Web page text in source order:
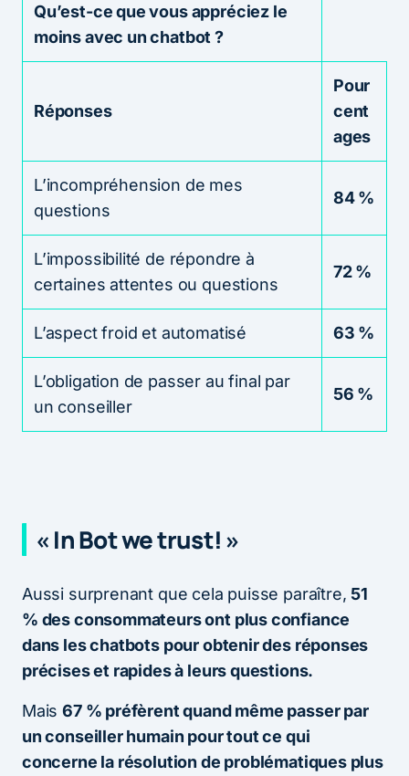
Qu’est-ce que vous appréciez le
moins avec un chatbot ?
Réponses
Pour
cent
ages
L’incompréhension de mes
questions
84 %
L’impossibilité de répondre à
certaines attentes ou questions
72 %
L’aspect froid et automatisé 63 %
L’obligation de passer au final par
un conseiller
56 %
« In Bot we trust! »
Aussi surprenant que cela puisse paraître, 51
% des consommateurs ont plus confiance
dans les chatbots pour obtenir des réponses
précises et rapides à leurs questions.
Mais67 % préfèrent quand même passer par
un conseiller humain pour tout ce qui
concerne la résolution de problématiques plus